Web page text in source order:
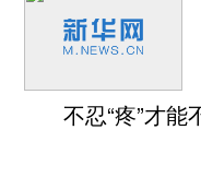
不忍“疼”才能